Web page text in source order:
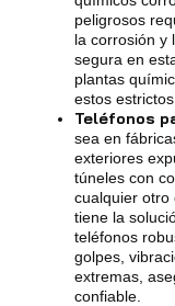
peligrosos
la corrosión y
segura en
plantas
estos
Teléfonos
sea en
exteriores
túneles con
cualquier otro
tiene la
teléfonos
golpes,
extremas,
confiable.